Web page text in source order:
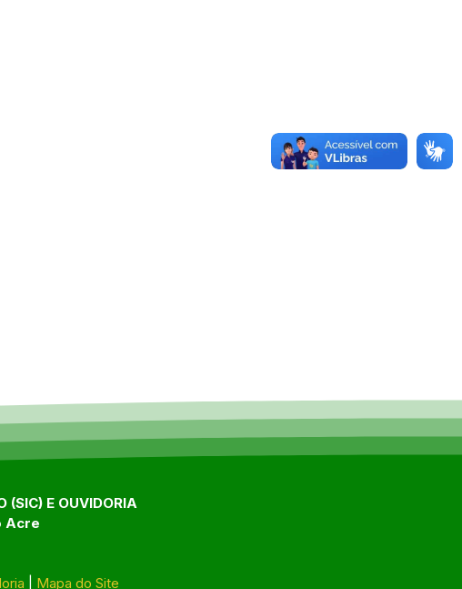
(SIC) E OUVIDORIA
Acre
Mapa do Site